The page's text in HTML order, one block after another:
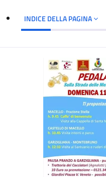
INDICE DELLA PAGINA